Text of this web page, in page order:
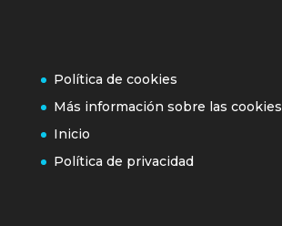
Política de cookies
Más información sobre las cookies
Inicio
Política de privacidad